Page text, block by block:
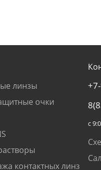
линзы
очки
контактных линз
с